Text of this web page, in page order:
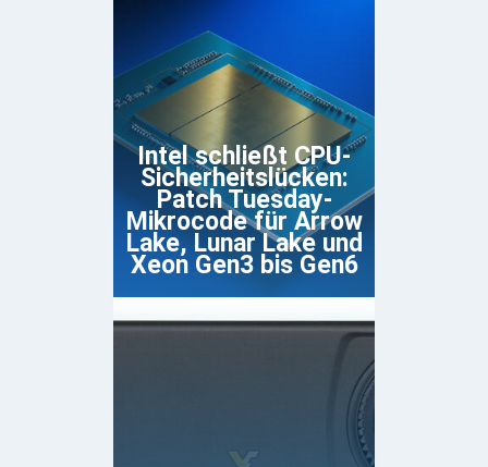
Intel schließt CPU-
Sicherheitslücken:
Patch Tuesday-
Mikrocode für Arrow
Lake, Lunar Lake und
Xeon Gen3 bis Gen6